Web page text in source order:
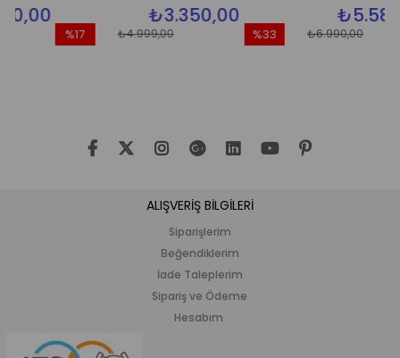
₺3.350,00
₺4.999,00
₺5.580,00
₺6.990,00
ALIŞVERİŞ BİLGİLERİ
Siparişlerim
Beğendiklerim
İade Taleplerim
Sipariş ve Ödeme
Hesabım